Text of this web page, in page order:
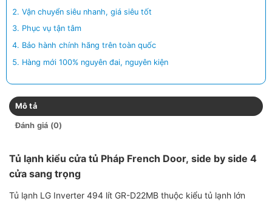
Vận chuyển siêu nhanh, giá siêu tốt
Phục vụ tận tâm
Bảo hành chính hãng trên toàn quốc
Hàng mới 100% nguyên đai, nguyên kiện
Mô tả
Đánh giá (0)
Tủ lạnh kiểu cửa tủ Pháp French Door, side by side 4
cửa sang trọng
Tủ lạnh LG Inverter 494 lít GR-D22MB thuộc kiểu tủ lạnh lớn